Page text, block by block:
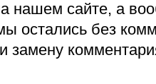
нашем сайте, а
остались без
замену